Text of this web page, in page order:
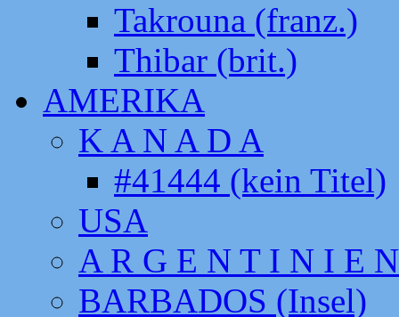
Takrouna (franz.)
Thibar (brit.)
AMERIKA
K A N A D A
#41444 (kein Titel)
USA
A R G E N T I N I E N
BARBADOS (Insel)